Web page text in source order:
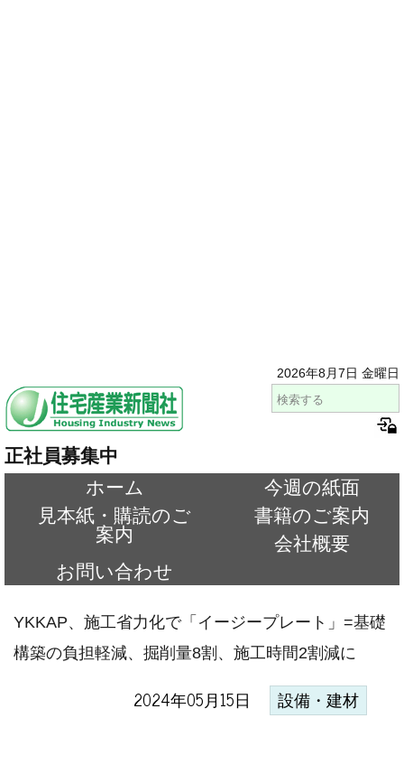
2026年8月7日 金曜日
正社員募集中
ホーム
今週の紙面
見本紙・購読のご
案内
書籍のご案内
会社概要
お問い合わせ
YKKAP、施工省力化で「イージープレート」=基礎
構築の負担軽減、掘削量8割、施工時間2割減に
2024年05月15日 設備・建材